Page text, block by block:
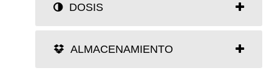
DOSIS
ALMACENAMIENTO